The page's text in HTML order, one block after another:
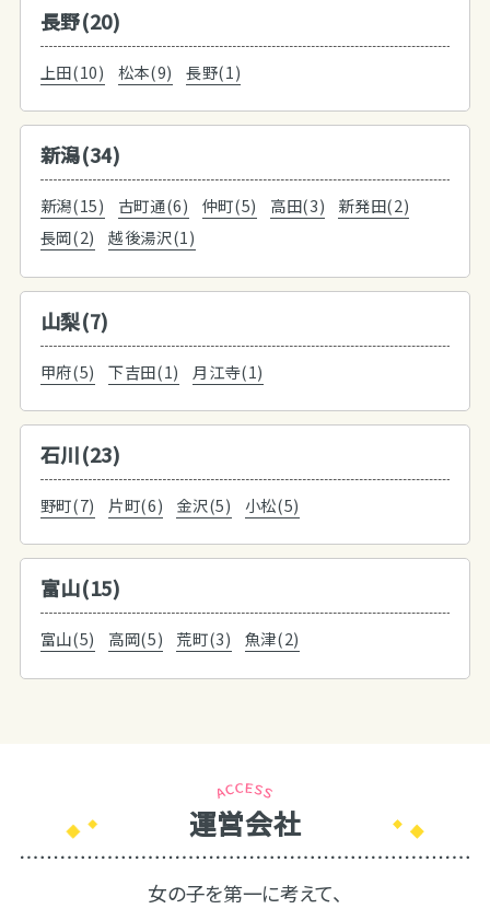
長野(20)
上田(10) 松本(9) 長野(1)
新潟(34)
新潟(15) 古町通(6) 仲町(5) 高田(3)
新発田(2)
長岡(2)
越後湯沢(1)
山梨(7)
甲府(5) 下吉田(1) 月江寺(1)
石川(23)
野町(7) 片町(6) 金沢(5) 小松(5)
富山(15)
富山(5) 高岡(5) 荒町(3) 魚津(2)
運営会社
女の子を第一に考えて、